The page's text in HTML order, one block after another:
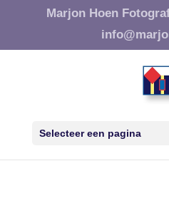
Marjon Hoen
Selecteer een pagina